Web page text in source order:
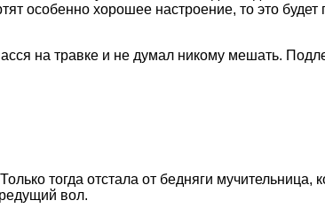
особенно хорошее настроение, то это
на травке и не думал никому мешать.
тогда отстала от бедняги мучительница,
вол.